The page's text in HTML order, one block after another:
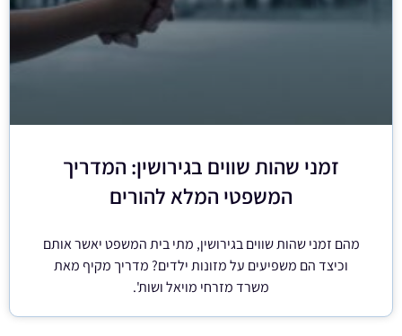
זמני שהות שווים בגירושין: המדריך
המשפטי המלא להורים
מהם זמני שהות שווים בגירושין, מתי בית המשפט יאשר אותם
וכיצד הם משפיעים על מזונות ילדים? מדריך מקיף מאת
משרד מזרחי מויאל ושות'.